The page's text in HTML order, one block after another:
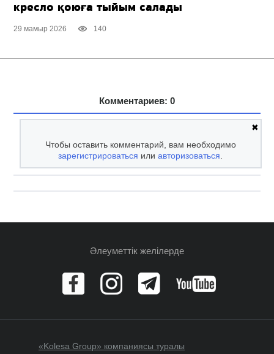
кресло қоюға тыйым салады
29 мамыр 2026 140
Комментариев: 0
✖
Чтобы оставить комментарий, вам необходимо
зарегистрироваться илиавторизоваться.
Әлеуметтік желілерде
«Kolesa Group» компаниясы туралы